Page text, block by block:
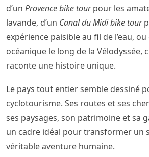
d’un Provence bike tourpour les
lavande, d’un Canal du Midi bike tour
expérience paisible au fil de l’eau,
océanique le long de la Vélodyssée,
raconte une histoire unique.
Le pays tout entier semble dessiné
cyclotourisme. Ses routes et ses
ses paysages, son patrimoine et sa
un cadre idéal pour transformer un
véritable aventure humaine.